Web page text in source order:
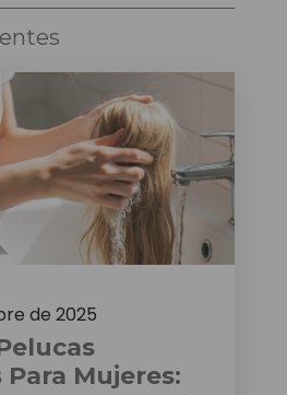
de 2025
Mujeres: